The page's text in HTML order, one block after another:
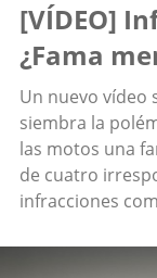
[VÍDEO]
¿Fama
Un nuevo vídeo
siembra la
las motos una
de cuatro
infracciones